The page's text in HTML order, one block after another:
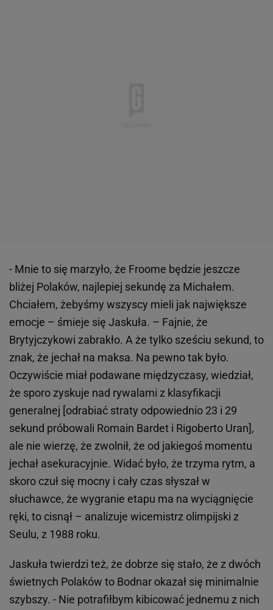
- Mnie to się marzyło, że Froome będzie jeszcze
bliżej Polaków, najlepiej sekundę za Michałem.
Chciałem, żebyśmy wszyscy mieli jak największe
emocje – śmieje się Jaskuła. – Fajnie, że
Brytyjczykowi zabrakło. A że tylko sześciu sekund, to
znak, że jechał na maksa. Na pewno tak było.
Oczywiście miał podawane międzyczasy, wiedział,
że sporo zyskuje nad rywalami z klasyfikacji
generalnej [odrabiać straty odpowiednio 23 i 29
sekund próbowali Romain Bardet i Rigoberto Uran],
ale nie wierzę, że zwolnił, że od jakiegoś momentu
jechał asekuracyjnie. Widać było, że trzyma rytm, a
skoro czuł się mocny i cały czas słyszał w
słuchawce, że wygranie etapu ma na wyciągnięcie
ręki, to cisnął – analizuje wicemistrz olimpijski z
Seulu, z 1988 roku.
Jaskuła twierdzi też, że dobrze się stało, że z dwóch
świetnych Polaków to Bodnar okazał się minimalnie
szybszy. - Nie potrafiłbym kibicować jednemu z nich